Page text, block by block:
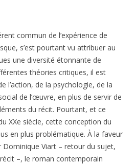
commun de l’expérience de
s’est pourtant vu attribuer au
une diversité étonnante de
théories critiques, il est
l’action, de la psychologie, de la
de l’œuvre, en plus de servir de
du récit. Pourtant, et ce
XXe siècle, cette conception du
en plus problématique. À la faveur
Dominique Viart – retour du sujet,
–, le roman contemporain